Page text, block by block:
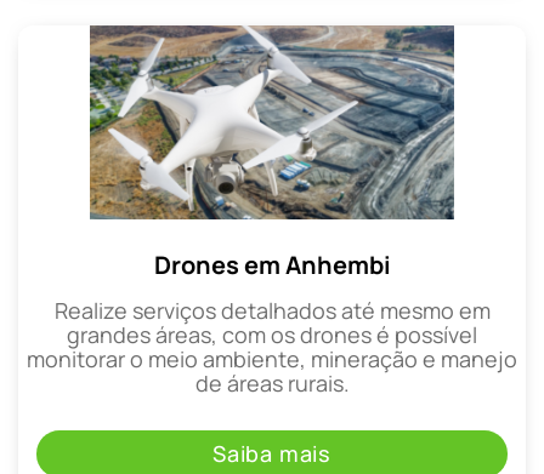
Drones em Anhembi
Realize serviços detalhados até mesmo em
grandes áreas, com os drones é possível
monitorar o meio ambiente, mineração e manejo
de áreas rurais.
Saiba mais